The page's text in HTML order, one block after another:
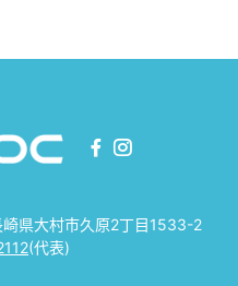
県大村市久原2丁目1533-2
(代表)